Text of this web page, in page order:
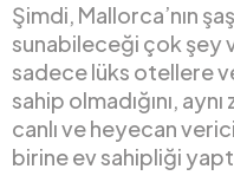
Şimdi, Mallorca’nın
sunabileceği çok şey
sadece lüks otellere
sahip olmadığını,
canlı ve heyecan
birine ev sahipliği